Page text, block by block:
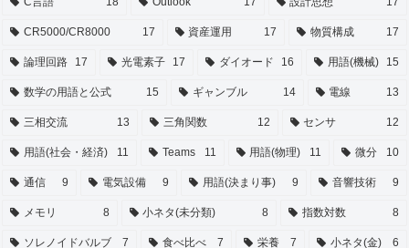
CR5000/CR8000 17 資産運用 17 物質構成 17
論理回路 17 光電素子 17 ダイオード 16 用語(機械) 15
数学の用語と公式 15 ギャンブル 14 電線 13
三相交流 13 三角関数 12 センサ 12
用語(社会・経済) 11 Teams 11 用語(物理) 11 微分 10
通信 9 電気設備 9 用語(決まり事) 9 音響技術 9
メモリ 8 小ネタ(未分類) 8 指数対数 8
ソレノイドバルブ 7 食べ比べ 7 栄養 7 小ネタ(金) 6